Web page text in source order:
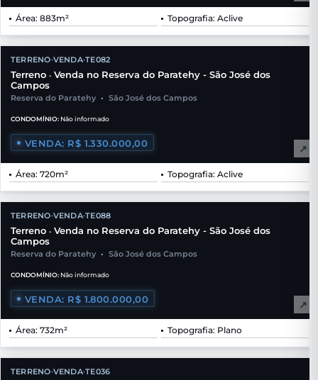
Área: 883m² Topografia: Aclive
TERRENO•VENDA•TE082
Terreno • Venda no Reserva do Paratehy - São José dos
Campos
Reserva do Paratehy • São José dos Campos
CONDOMÍNIO: Não informado
VENDA: R$ 1.330.000,00 ↗
Área: 720m² Topografia: Aclive
TERRENO•VENDA•TE088
Terreno • Venda no Reserva do Paratehy - São José dos
Campos
Reserva do Paratehy • São José dos Campos
CONDOMÍNIO: Não informado
VENDA: R$ 1.800.000,00 ↗
Área: 732m² Topografia: Plano
TERRENO•VENDA•TE036